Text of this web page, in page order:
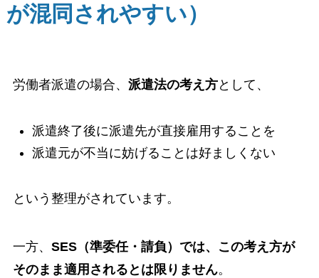
が混同されやすい）
労働者派遣の場合、 派遣法の考え方として、
派遣終了後に派遣先が直接雇用することを
派遣元が不当に妨げることは好ましくない
という整理がされています。
一方、 SES（準委任・請負）では、この考え方が
そのまま適用されるとは限りません。